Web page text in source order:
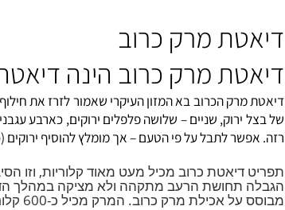
מרק כרוב
מרק כרוב הינה דיאטה
הכרוב בא המזון העיקרי שאמור לזרז את חילוף
שניים – שלושה פלפלים ירוקים, כארבע עגבניות
לתבל על פי הטעם – אך מומלץ להוסיף ירוקים
כרוב מכיל מעט מאוד קלוריות, וזו הסיבה
הרעב מתקהה ולא מציקה במהלך הדיאטה.